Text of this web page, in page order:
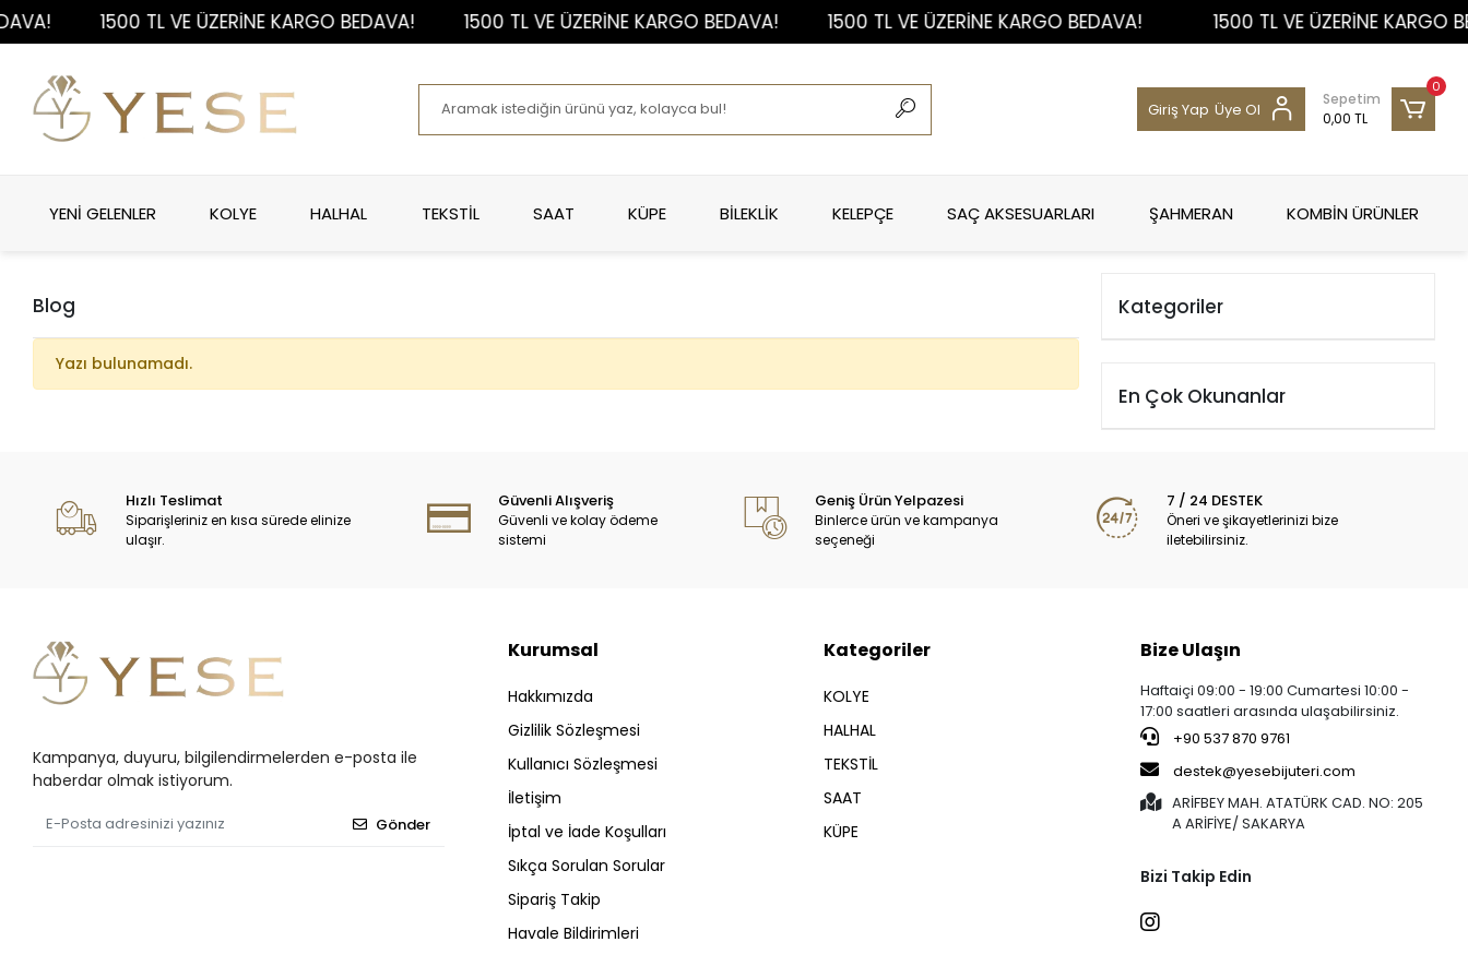
1500 TL VE ÜZERİNE KARGO BEDAVA! 1500 TL VE ÜZERİNE KARGO BEDAVA! 1500 TL VE ÜZERİNE KARGO BEDAVA! 1500 TL VE ÜZERİNE KARGO
Giriş Yap Üye Ol
0
Sepetim
0,00 TL
YENİ GELENLER KOLYE HALHAL TEKSTİL SAAT KÜPE BİLEKLİK KELEPÇE SAÇ AKSESUARLARI ŞAHMERAN KOMBİN ÜRÜNLER
Blog
Yazı bulunamadı.
Kategoriler
En Çok Okunanlar
Hızlı Teslimat
Siparişleriniz en kısa sürede elinize
ulaşır.
Güvenli Alışveriş
Güvenli ve kolay ödeme
sistemi
Geniş Ürün Yelpazesi
Binlerce ürün ve kampanya
seçeneği
7 / 24 DESTEK
Öneri ve şikayetlerinizi bize
iletebilirsiniz.
Kampanya, duyuru, bilgilendirmelerden e-posta ile
haberdar olmak istiyorum.
Gönder
Kurumsal
Hakkımızda
Gizlilik Sözleşmesi
Kullanıcı Sözleşmesi
İletişim
İptal ve İade Koşulları
Sıkça Sorulan Sorular
Sipariş Takip
Havale Bildirimleri
Kategoriler
KOLYE
HALHAL
TEKSTİL
SAAT
KÜPE
Bize Ulaşın
Haftaiçi 09:00 - 19:00 Cumartesi 10:00 -
17:00 saatleri arasında ulaşabilirsiniz.
+90 537 870 9761
destek@yesebijuteri.com
ARİFBEY MAH. ATATÜRK CAD. NO: 205
A ARİFİYE/ SAKARYA
Bizi Takip Edin